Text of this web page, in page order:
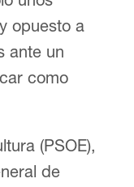
opuesto a
ante un
como
(PSOE),
de